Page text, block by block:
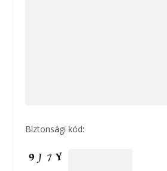
Biztonsági kód: